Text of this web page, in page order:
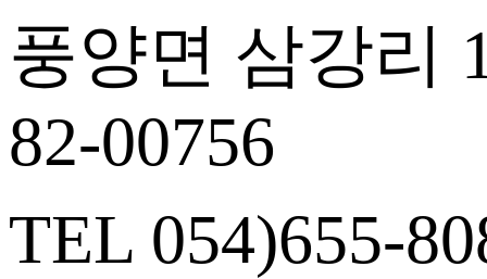
풍양면 삼강리
82-00756
TEL 054)655-